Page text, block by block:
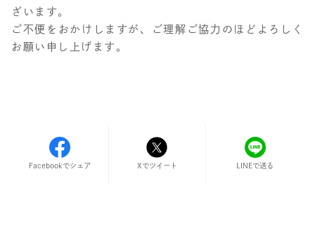
ざいます。
ご不便をおかけしますが、ご理解ご協力のほどよろしく
お願い申し上げます。
Facebookでシェア Xでツイート LINEで送る